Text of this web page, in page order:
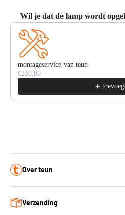
Wil je dat de lamp wordt
Use the Previous and Next buttons to
montageservice van teun
€250,00
Over teun
Verzending